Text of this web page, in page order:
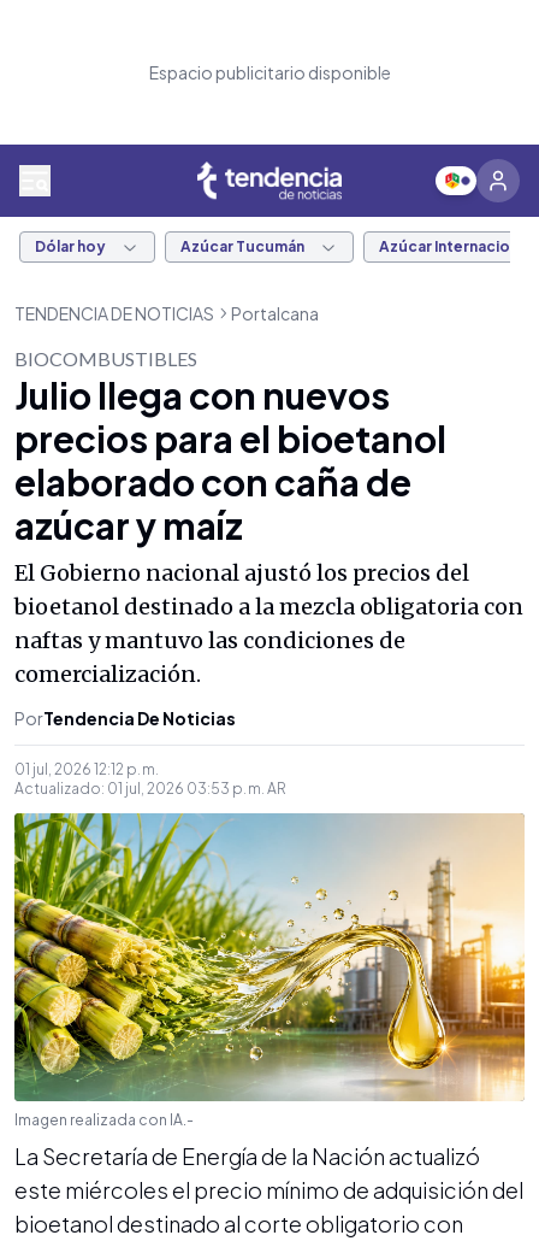
Espacio publicitario disponible
Dólar hoy Azúcar Tucumán Azúcar Internacional
TENDENCIA DE NOTICIAS Portalcana
BIOCOMBUSTIBLES
Julio llega con nuevos
precios para el bioetanol
elaborado con caña de
azúcar y maíz
El Gobierno nacional ajustó los precios del
bioetanol destinado a la mezcla obligatoria con
naftas y mantuvo las condiciones de
comercialización.
PorTendencia De Noticias
01 jul, 2026 12:12 p. m.
Actualizado: 01 jul, 2026 03:53 p. m. AR
Imagen realizada con IA.-
La Secretaría de Energía de la Nación actualizó
este miércoles el precio mínimo de adquisición del
bioetanol destinado al corte obligatorio con